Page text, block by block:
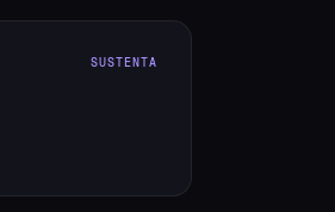
SUSTENTA